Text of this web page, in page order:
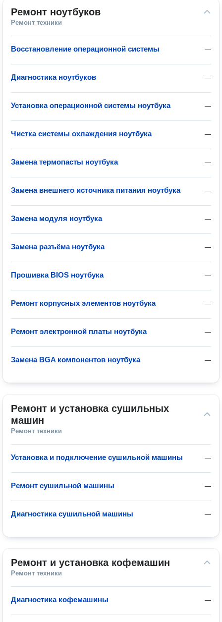
Ремонт ноутбуков
Ремонт техники
—
Восстановление операционной системы
—
Диагностика ноутбуков
—
Установка операционной системы ноутбука
—
Чистка системы охлаждения ноутбука
—
Замена термопасты ноутбука
—
Замена внешнего источника питания ноутбука
—
Замена модуля ноутбука
—
Замена разъёма ноутбука
—
Прошивка BIOS ноутбука
—
Ремонт корпусных элементов ноутбука
—
Ремонт электронной платы ноутбука
—
Замена BGA компонентов ноутбука
Ремонт и установка сушильных
машин
Ремонт техники
—
Установка и подключение сушильной машины
—
Ремонт сушильной машины
—
Диагностика сушильной машины
Ремонт и установка кофемашин
Ремонт техники
—
Диагностика кофемашины